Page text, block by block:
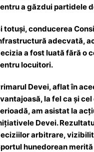
a găzdui partidele
totuși, conducerea
adecvată,
a fost luată fără o
locuitori.
Devei, aflat în
la fel ca și
am asistat la
Devei.
arbitrare,
hunedorean